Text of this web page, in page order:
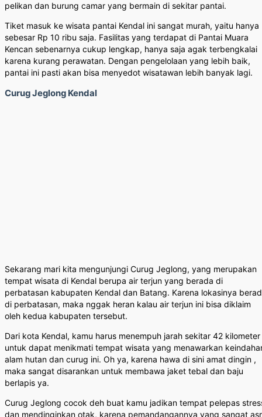
pelikan dan burung camar yang bermain di sekitar pantai.
Tiket masuk ke wisata pantai Kendal ini sangat murah, yaitu hanya
sebesar Rp 10 ribu saja. Fasilitas yang terdapat di Pantai Muara
Kencan sebenarnya cukup lengkap, hanya saja agak terbengkalai
karena kurang perawatan. Dengan pengelolaan yang lebih baik,
pantai ini pasti akan bisa menyedot wisatawan lebih banyak lagi.
Curug Jeglong Kendal
Sekarang mari kita mengunjungi Curug Jeglong, yang merupakan
tempat wisata di Kendal berupa air terjun yang berada di
perbatasan kabupaten Kendal dan Batang. Karena lokasinya
di perbatasan, maka nggak heran kalau air terjun ini bisa diklaim
oleh kedua kabupaten tersebut.
Dari kota Kendal, kamu harus menempuh jarah sekitar 42 kilometer
untuk dapat menikmati tempat wisata yang menawarkan
alam hutan dan curug ini. Oh ya, karena hawa di sini amat dingin ,
maka sangat disarankan untuk membawa jaket tebal dan baju
berlapis ya.
Curug Jeglong cocok deh buat kamu jadikan tempat pelepas
dan mendinginkan otak, karena pemandangannya yang sangat